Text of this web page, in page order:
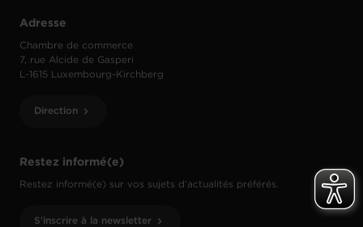
Restez informé(e)
Restez informé(e) sur vos sujets d’actualités préférés.
S'inscrire à la newsletter
Adresse
Chambre de commerce
7, rue Alcide de Gasperi
L-1615 Luxembourg-Kirchberg
Direction